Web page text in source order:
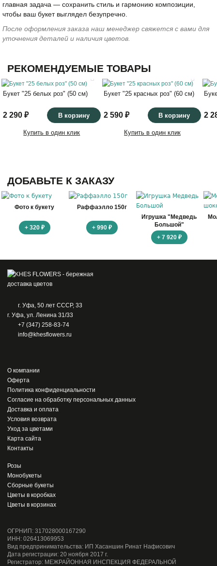
главная задача — сохранить стиль и гармонию композиции,
чтобы ваш букет выглядел безупречно.
После оформления заказа наш менеджер свяжется с вами для
уточнения деталей и наличия цветов.
РЕКОМЕНДУЕМЫЕ ТОВАРЫ
Букет "25 белых роз" (50 см)
2 290 ₽ В корзину
Купить в один клик
Букет "25 красных роз" (60 см)
2 590 ₽ В корзину
Купить в один клик
2
ДОБАВЬТЕ К ЗАКАЗУ
Фото к букету
+ 320 ₽
Раффаэлло 150г
+ 990 ₽
Игрушка "Медведь
Большой"
+ 7 920 ₽
г. Уфа, 50 лет СССР, 33
г. Уфа, ул. Ленина 31/33
+7 (347) 258-83-74
info@khesflowers.ru
О компании
Оферта
Политика конфиденциальности
Согласие на обработку персональных данных
Доставка и оплата
Условия возврата
Уход за цветами
Карта сайта
Контакты
Розы
Монобукеты
Сборные букеты
Цветы в коробках
Цветы в корзинах
ОГРНИП: 317028000167290
ИНН: 026413069953
Вид предпринимательства: ИП Хасаншин Ринат Нафисович
Дата регистрации: 20 ноября 2017 г.
Регистратор: МЕЖРАЙОННАЯ ИНСПЕКЦИЯ ФЕДЕРАЛЬНОЙ